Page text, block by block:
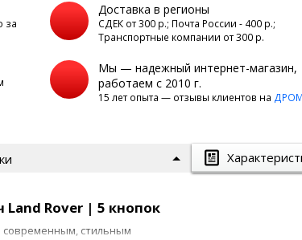
за
Доставка в регионы
СДЕК от 300 р.; Почта России - 400 р.;
Транспортные компании от 300 р.
Мы — надежный интернет-магазин,
работаем с 2010 г.
15 лет опыта — отзывы клиентов на
Rover | 5 кнопок
современным, стильным